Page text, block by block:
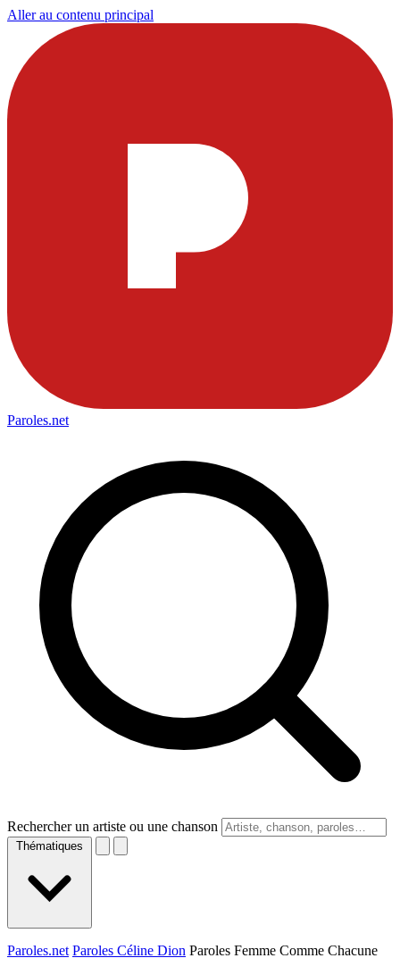
Aller au contenu principal
Paroles.net
Rechercher un artiste ou une chanson
Thématiques
Paroles.net Paroles Céline Dion Paroles Femme Comme Chacune